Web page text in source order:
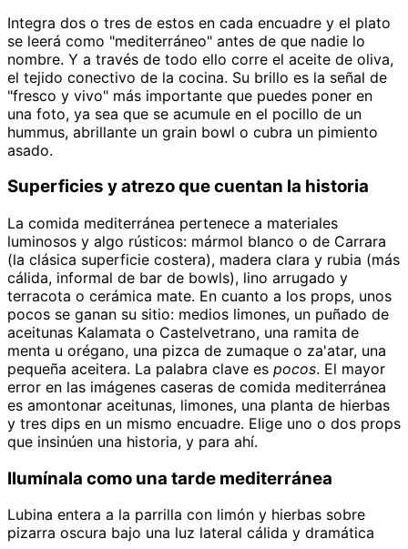
Integra dos o tres de estos en cada encuadre y el plato
se leerá como "mediterráneo" antes de que nadie lo
nombre. Y a través de todo ello corre el aceite de oliva,
el tejido conectivo de la cocina. Su brillo es la señal de
"fresco y vivo" más importante que puedes poner en
una foto, ya sea que se acumule en el pocillo de un
hummus, abrillante un grain bowl o cubra un pimiento
asado.
Superficies y atrezo que cuentan la historia
La comida mediterránea pertenece a materiales
luminosos y algo rústicos: mármol blanco o de Carrara
(la clásica superficie costera), madera clara y rubia (más
cálida, informal de bar de bowls), lino arrugado y
terracota o cerámica mate. En cuanto a los props, unos
pocos se ganan su sitio: medios limones, un puñado de
aceitunas Kalamata o Castelvetrano, una ramita de
menta u orégano, una pizca de zumaque o za'atar, una
pequeña aceitera. La palabra clave es pocos. El mayor
error en las imágenes caseras de comida mediterránea
es amontonar aceitunas, limones, una planta de hierbas
y tres dips en un mismo encuadre. Elige uno o dos props
que insinúen una historia, y para ahí.
Ilumínala como una tarde mediterránea
Lubina entera a la parrilla con limón y hierbas sobre
pizarra oscura bajo una luz lateral cálida y dramática